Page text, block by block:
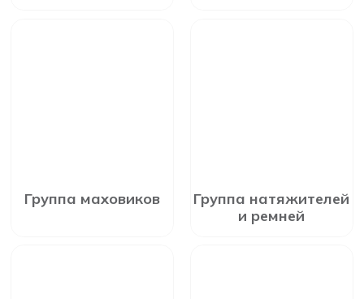
Группа маховиков
Группа натяжителей
и ремней